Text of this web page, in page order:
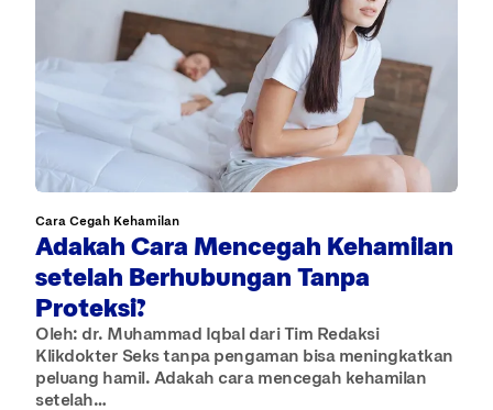
Cara Cegah Kehamilan
Adakah Cara Mencegah Kehamilan
setelah Berhubungan Tanpa
Proteksi?
Oleh: dr. Muhammad Iqbal dari Tim Redaksi
Klikdokter Seks tanpa pengaman bisa meningkatkan
peluang hamil. Adakah cara mencegah kehamilan
setelah…